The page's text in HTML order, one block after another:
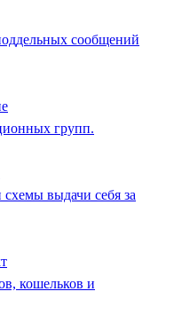
сообщений
групп.
выдачи себя за
кошельков и